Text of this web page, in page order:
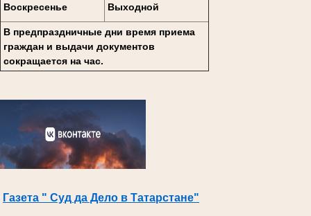
Воскресенье Выходной
В предпраздничные дни время приема
граждан и выдачи документов
сокращается на час.
Газета " Суд да Дело в Татарстане"